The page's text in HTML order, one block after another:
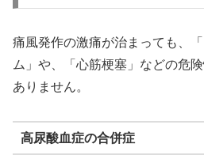
痛風発作の激痛が治まっても、
ム」や、「心筋梗塞」などの危
ありません。
高尿酸血症の合併症